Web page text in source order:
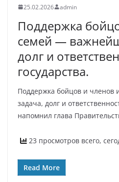
25.02.2026 admin
Поддержка
семей —
долг и
государства.
Поддержка бойцов и
задача, долг и
напомнил глава
23 просмотров всего,
Read More